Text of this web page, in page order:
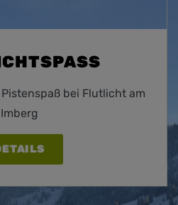
bei Flutlicht am
Imberg